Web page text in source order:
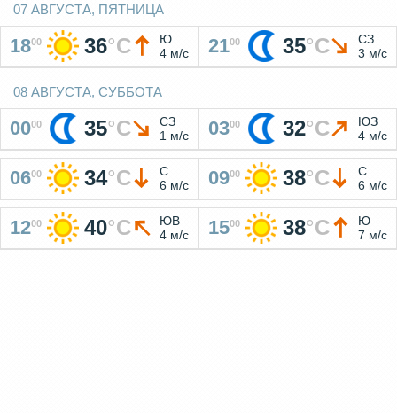
07 АВГУСТА, ПЯТНИЦА
1800 36°C
Ю
4 м/с
2100 35°C
СЗ
3 м/с
08 АВГУСТА, СУББОТА
0000 35°C
СЗ
1 м/с
0300 32°C
ЮЗ
4 м/с
0600 34°C
С
6 м/с
0900 38°C
С
6 м/с
1200 40°C
ЮВ
4 м/с
1500 38°C
Ю
7 м/с